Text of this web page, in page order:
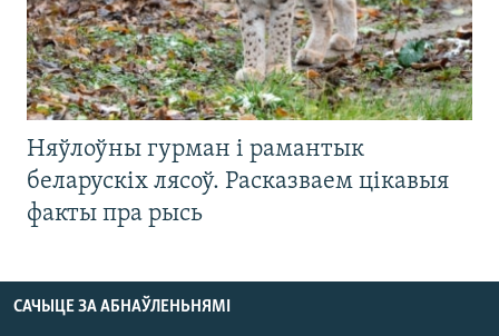
Няўлоўны гурман і рамантык
беларускіх лясоў. Расказваем цікавыя
факты пра рысь
САЧЫЦЕ ЗА АБНАЎЛЕНЬНЯМІ